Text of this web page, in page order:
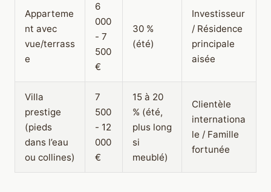
Apparteme
nt avec
vue/terrass
e
6
000
- 7
500
€
30 %
(été)
Investisseur
/ Résidence
principale
aisée
Villa
prestige
(pieds
dans l’eau
ou collines)
7
500
- 12
000
€
15 à 20
% (été,
plus long
si
meublé)
Clientèle
internationa
le / Famille
fortunée